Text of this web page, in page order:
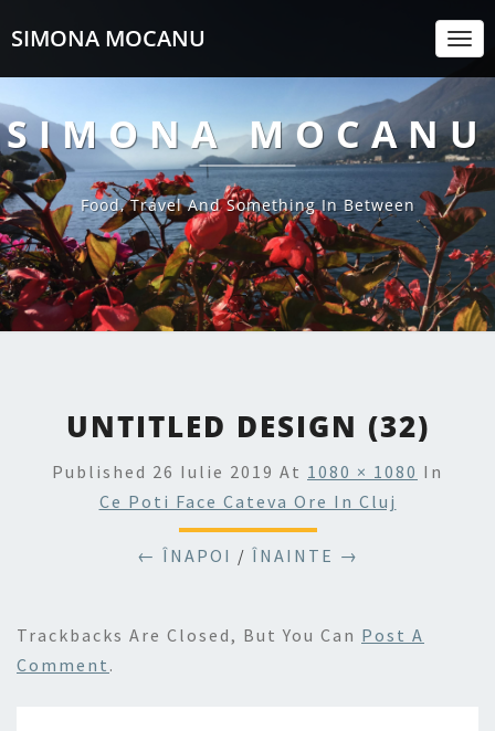
SIMONA MOCANU
SIMONA MOCANU
Food, Travel And Something In Between
UNTITLED DESIGN (32)
Published 26 Iulie 2019 At 1080 × 1080 In
Ce Poti Face Cateva Ore In Cluj
← ÎNAPOI / ÎNAINTE →
Trackbacks Are Closed, But You Can Post A
Comment .